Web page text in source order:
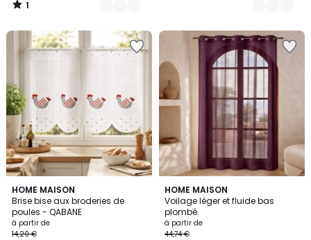
1
/
HOME MAISON
Brise bise aux broderies de
poules - QABANE
à partir de
14,20 €
5
/
5
HOME MAISON
Voilage léger et fluide bas
plombé.
à partir de
44,74 €
4,3
/ 5
5
Couleurs